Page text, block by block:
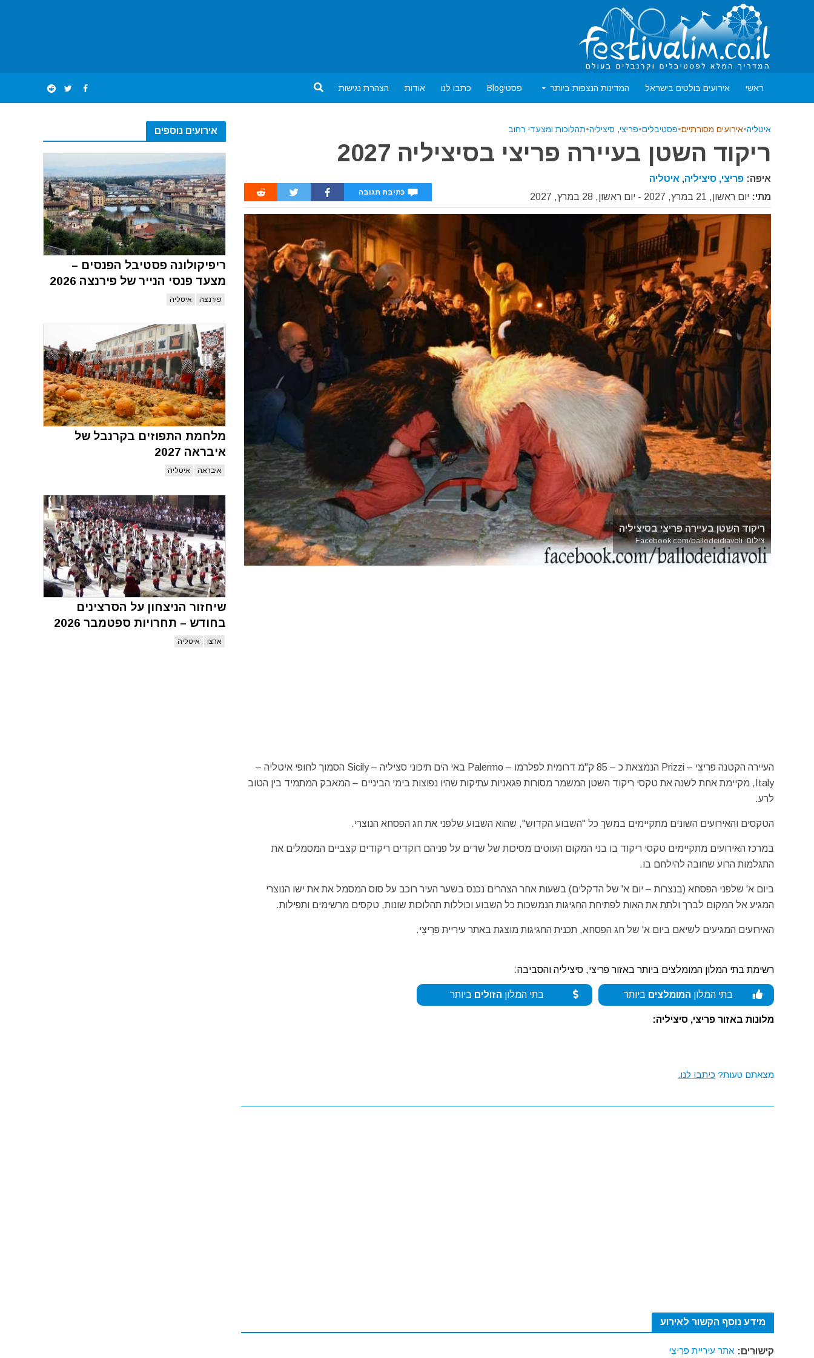
ראשי אירועים בולטים בישראל המדינות הנצפות ביותר פסטיBlog כתבו לנו אודות הצהרת נגישות
אירועים נוספים
ריפיקולונה פסטיבל הפנסים –
מצעד פנסי הנייר של פירנצה 2026
פירנצה איטליה
מלחמת התפוזים בקרנבל של
איבראה 2027
איבראה איטליה
שיחזור הניצחון על הסרצינים
בחודש – תחרויות ספטמבר 2026
ארצו איטליה
איטליה•אירועים מסורתיים•פסטיבלים•פריצי, סיציליה•תהלוכות ומצעדי רחוב
ריקוד השטן בעיירה פריצי בסיציליה 2027
איפה: פריצי, סיציליה, איטליה
מתי: יום ראשון, 21 במרץ, 2027 - יום ראשון, 28 במרץ, 2027 כתיבת תגובה
ריקוד השטן בעיירה פּרִיצִי בסיציליה
צילום: Facebook.com/ballodeidiavoli
העיירה הקטנה פּרִיצִי – Prizzi הנמצאת כ – 85 ק"מ דרומית לפלרמו – Palermo באי הים תיכוני סציליה – Sicily הסמוך לחופי איטליה –
Italy, מקיימת אחת לשנה את טקסי ריקוד השטן המשמר מסורות פגאניות עתיקות שהיו נפוצות בימי הביניים – המאבק המתמיד בין הטוב
לרע.
הטקסים והאירועים השונים מתקיימים במשך כל "השבוע הקדוש", שהוא השבוע שלפני את חג הפסחא הנוצרי.
במרכז האירועים מתקיימים טקסי ריקוד בו בני המקום העוטים מסיכות של שדים על פניהם רוקדים ריקודים קצביים המסמלים את
התגלמות הרוע שחובה להילחם בו.
ביום א' שלפני הפסחא (בנצרות – יום א' של הדקלים) בשעות אחר הצהרים נכנס בשער העיר רוכב על סוס המסמל את את ישו הנוצרי
המגיע אל המקום לברך ולתת את האות לפתיחת החגיגות הנמשכות כל השבוע וכוללות תהלוכות שונות, טקסים מרשימים ותפילות.
האירועים המגיעים לשיאם ביום א' של חג הפסחא, תכנית החגיגות מוצגת באתר עיריית פּרִיצִי.
רשימת בתי המלון המומלצים ביותר באזור פריצי, סיציליה והסביבה:
בתי המלון המומלצים ביותר בתי המלוןהזולים ביותר
מלונות באזור פריצי, סיציליה:
מצאתם טעות? כיתבו לנו.
מידע נוסף הקשור לאירוע
קישורים: אתר עיריית פּרִיצִי